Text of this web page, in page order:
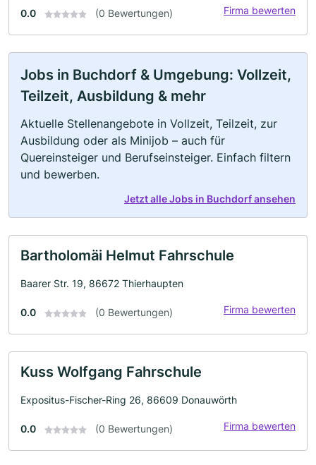
0.0 (0 Bewertungen) Firma bewerten
Jobs in Buchdorf & Umgebung: Vollzeit,
Teilzeit, Ausbildung & mehr
Aktuelle Stellenangebote in Vollzeit, Teilzeit, zur
Ausbildung oder als Minijob – auch für
Quereinsteiger und Berufseinsteiger. Einfach filtern
und bewerben.
Jetzt alle Jobs in Buchdorf ansehen
Bartholomäi Helmut Fahrschule
Baarer Str. 19, 86672 Thierhaupten
0.0 (0 Bewertungen) Firma bewerten
Kuss Wolfgang Fahrschule
Expositus-Fischer-Ring 26, 86609 Donauwörth
0.0 (0 Bewertungen) Firma bewerten